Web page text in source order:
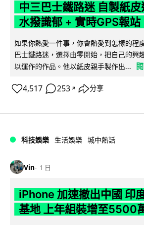
中三巴士鐵路迷 自製紙
水撥識郁 + 實時GPS報站
如果你熱愛一件事，你會熱愛到怎樣的程
巴士鐵路迷，選擇由零開始，把自己的興
以運作的作品。他以紙皮親手製作出...
4,517 253 ↗ 分享
科技娛樂 生活娛樂 城中熱話
Vin 1 日
iPhone 加速撤出中國 印
基地 上年組裝增至5500